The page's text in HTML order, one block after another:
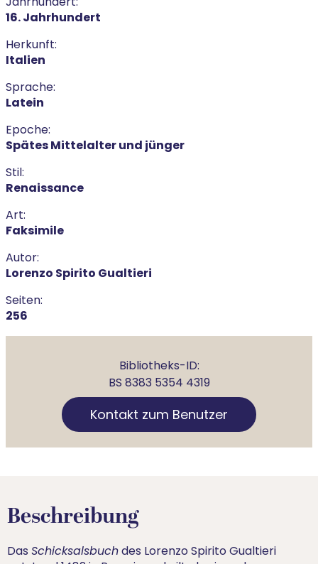
16. Jahrhundert
Herkunft:
Italien
Sprache:
Latein
Epoche:
Spätes Mittelalter und jünger
Stil:
Renaissance
Art:
Faksimile
Autor:
Lorenzo Spirito Gualtieri
Seiten:
256
Bibliotheks-ID:
BS 8383 5354 4319
Kontakt zum Benutzer
Beschreibung
DasSchicksalsbuchdes Lorenzo Spirito Gualtieri